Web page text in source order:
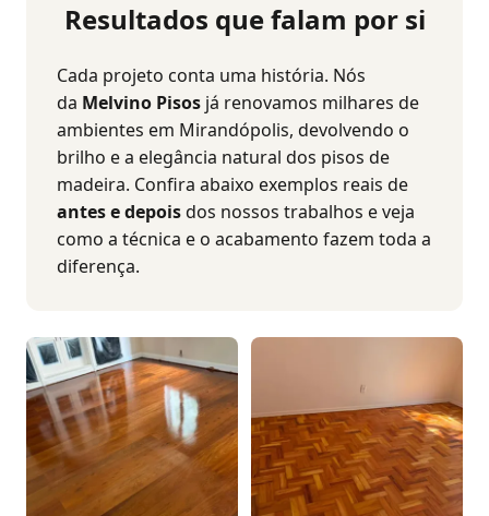
Resultados que falam por si
Cada projeto conta uma história. Nós
da Melvino Pisos já renovamos milhares de
ambientes em Mirandópolis, devolvendo o
brilho e a elegância natural dos pisos de
madeira. Confira abaixo exemplos reais de
antes e depoisdos nossos trabalhos e veja
como a técnica e o acabamento fazem toda a
diferença.